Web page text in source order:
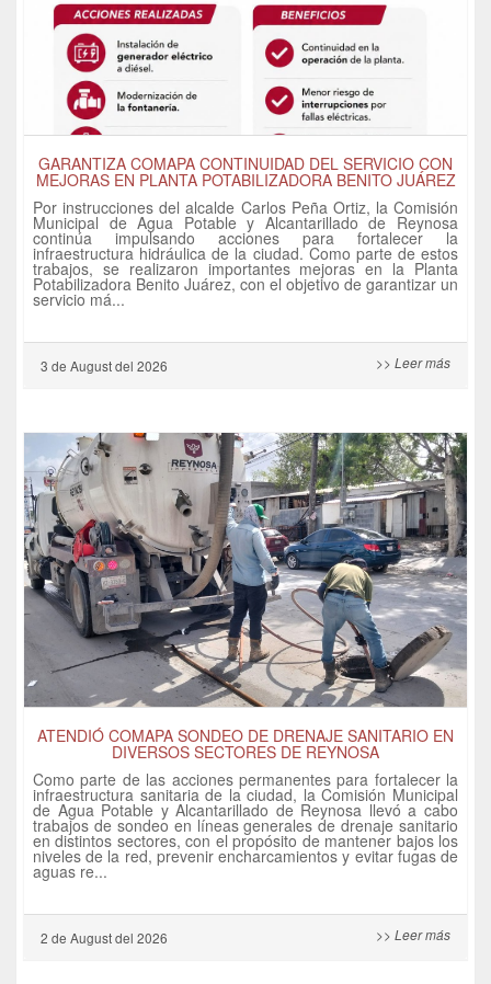
GARANTIZA COMAPA CONTINUIDAD DEL SERVICIO CON
MEJORAS EN PLANTA POTABILIZADORA BENITO JUÁREZ
Por instrucciones del alcalde Carlos Peña Ortiz, la Comisión
Municipal de Agua Potable y Alcantarillado de Reynosa
continúa impulsando acciones para fortalecer la
infraestructura hidráulica de la ciudad. Como parte de estos
trabajos, se realizaron importantes mejoras en la Planta
Potabilizadora Benito Juárez, con el objetivo de garantizar un
servicio má...
3 de Augustdel 2026 >> Leer más
ATENDIÓ COMAPA SONDEO DE DRENAJE SANITARIO EN
DIVERSOS SECTORES DE REYNOSA
Como parte de las acciones permanentes para fortalecer la
infraestructura sanitaria de la ciudad, la Comisión Municipal
de Agua Potable y Alcantarillado de Reynosa llevó a cabo
trabajos de sondeo en líneas generales de drenaje sanitario
en distintos sectores, con el propósito de mantener bajos los
niveles de la red, prevenir encharcamientos y evitar fugas de
aguas re...
2 de Augustdel 2026 >> Leer más